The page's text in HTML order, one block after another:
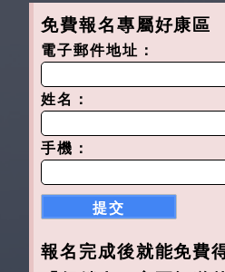
免費報名專屬好康區
電子郵件地址：
姓名：
手機：
提交
報名完成後就能免費